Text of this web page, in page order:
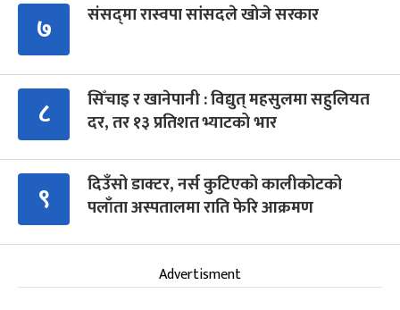
७ संसद्‍मा रास्वपा सांसदले खोजे सरकार
८
सिँचाइ र खानेपानी : विद्युत् महसुलमा सहुलियत
दर, तर १३ प्रतिशत भ्याटको भार
९
दिउँसो डाक्टर, नर्स कुटिएको कालीकोटको
पलाँता अस्पतालमा राति फेरि आक्रमण
Advertisment